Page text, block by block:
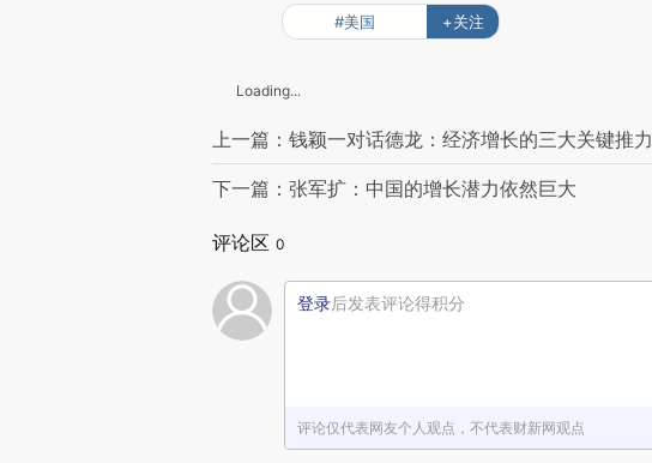
#美国 +关注
Loading...
上一篇：钱颖一对话德龙：经济增长的三大关键推力
下一篇：张军扩：中国的增长潜力依然巨大
评论区 0
登录后发表评论得积分
评论仅代表网友个人观点，不代表财新网观点